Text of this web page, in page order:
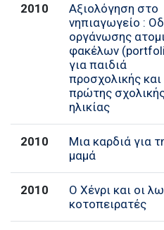
2010
Αξιολόγηση στο
νηπιαγωγείο :
οργάνωσης
φακέλων
για παιδιά
προσχολικής και
πρώτης
ηλικίας
2010
Μια καρδιά για
μαμά
2010
Ο Χένρι και οι
κοτοπειρατές